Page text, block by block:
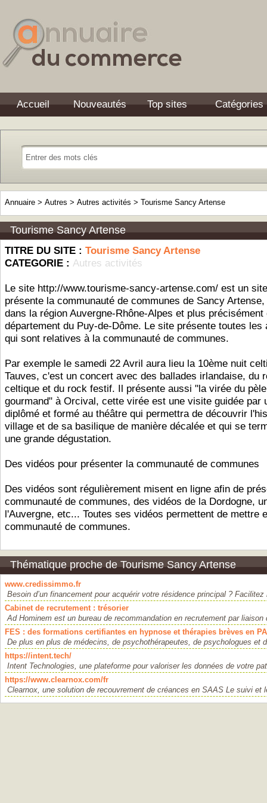
Accueil Nouveautés Top sites Catégories
Annuaire > Autres > Autres activités > Tourisme Sancy Artense
Tourisme Sancy Artense
TITRE DU SITE : Tourisme Sancy Artense
CATEGORIE : Autres activités
Le site http://www.tourisme-sancy-artense.com/ est un
présente la communauté de communes de Sancy
dans la région Auvergne-Rhône-Alpes et plus précisément
département du Puy-de-Dôme. Le site présente toutes les
qui sont relatives à la communauté de communes.
Par exemple le samedi 22 Avril aura lieu la 10ème nuit
Tauves, c'est un concert avec des ballades irlandaise, du
celtique et du rock festif. Il présente aussi "la virée du
gourmand" à Orcival, cette virée est une visite guidée par
diplômé et formé au théâtre qui permettra de découvrir
village et de sa basilique de manière décalée et qui se
une grande dégustation.
Des vidéos pour présenter la communauté de communes
Des vidéos sont régulièrement misent en ligne afin de
communauté de communes, des vidéos de la Dordogne,
l'Auvergne, etc... Toutes ses vidéos permettent de mettre
communauté de communes.
Thématique proche de Tourisme Sancy Artense
www.credissimmo.fr
Besoin d’un financement pour acquérir votre résidence principal ? Facilitez
Cabinet de recrutement : trésorier
Ad Hominem est un bureau de recommandation en recrutement par
FES : des formations certifiantes en hypnose et thérapies brèves en
De plus en plus de médecins, de psychothérapeutes, de psychologues et
https://intent.tech/
Intent Technologies, une plateforme pour valoriser les données de votre
https://www.clearnox.com/fr
Clearnox, une solution de recouvrement de créances en SAAS Le suivi et